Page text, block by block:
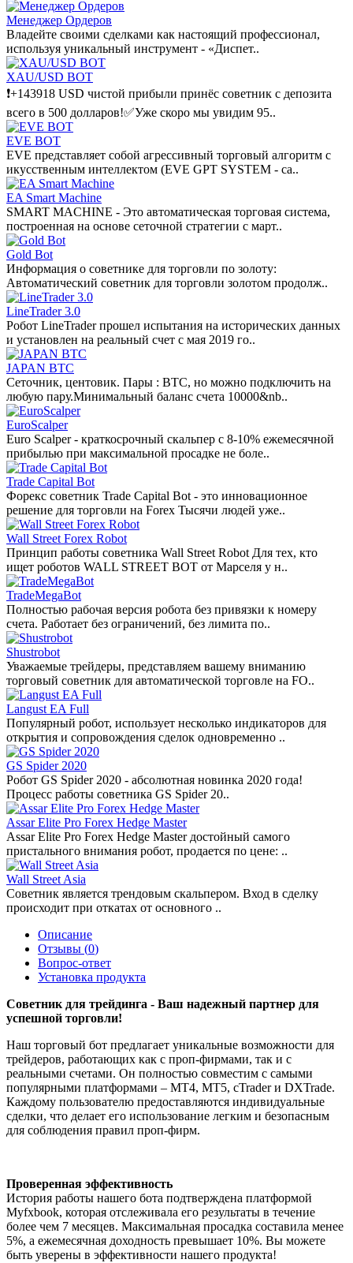
Менеджер Ордеров
Владейте своими сделками как настоящий профессионал,
используя уникальный инструмент - «Диспет..
XAU/USD BOT
❗️+143918 USD чистой прибыли принёс советник с депозита
всего в 500 долларов!✅Уже скоро мы увидим 95..
EVE BOT
EVE представляет собой агрессивный торговый алгоритм с
икусственным интеллектом (EVE GPT SYSTEM - са..
EA Smart Machine
SMART MACHINE - Это автоматическая торговая система,
построенная на основе сеточной стратегии с март..
Gold Bot
Информация о советнике для торговли по золоту:
Автоматический советник для торговли золотом продолж..
LineTrader 3.0
Робот LineTrader прошел испытания на исторических данных
и установлен на реальный счет с мая 2019 го..
JAPAN BTC
Сеточник, центовик. Пары : BTC, но можно подключить на
любую пару.Минимальный баланс счета 10000&nb..
EuroScalper
Euro Scalper - краткосрочный скальпер с 8-10% ежемесячной
прибылью при максимальной просадке не боле..
Trade Capital Bot
Форекс советник Trade Capital Bot - это инновационное
решение для торговли на Forex Тысячи людей уже..
Wall Street Forex Robot
Принцип работы советника Wall Street Robot Для тех, кто
ищет роботов WALL STREET BOT от Марселя у н..
TradeMegaBot
Полностью рабочая версия робота без привязки к номеру
счета. Работает без ограничений, без лимита по..
Shustrobot
Уважаемые трейдеры, представляем вашему вниманию
торговый советник для автоматической торговле на FO..
Langust EA Full
Популярный робот, использует несколько индикаторов для
открытия и сопровождения сделок одновременно ..
GS Spider 2020
Робот GS Spider 2020 - абсолютная новинка 2020 года!
Процесс работы советника GS Spider 20..
Assar Elite Pro Forex Hedge Master
Assar Elite Pro Forex Hedge Master достойный самого
пристального внимания робот, продается по цене: ..
Wall Street Asia
Советник является трендовым скальпером. Вход в сделку
происходит при откатах от основного ..
Описание
Отзывы (0)
Вопрос-ответ
Установка продукта
Советник для трейдинга - Ваш надежный партнер для
успешной торговли!
Наш торговый бот предлагает уникальные возможности для
трейдеров, работающих как с проп-фирмами, так и с
реальными счетами. Он полностью совместим с самыми
популярными платформами – MT4, MT5, cTrader и DXTrade.
Каждому пользователю предоставляются индивидуальные
сделки, что делает его использование легким и безопасным
для соблюдения правил проп-фирм.
Проверенная эффективность
История работы нашего бота подтверждена платформой
Myfxbook, которая отслеживала его результаты в течение
более чем 7 месяцев. Максимальная просадка составила менее
5%, а ежемесячная доходность превышает 10%. Вы можете
быть уверены в эффективности нашего продукта!